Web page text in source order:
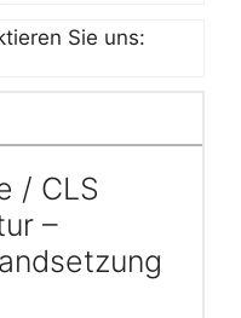
Sie uns:
/ CLS
–